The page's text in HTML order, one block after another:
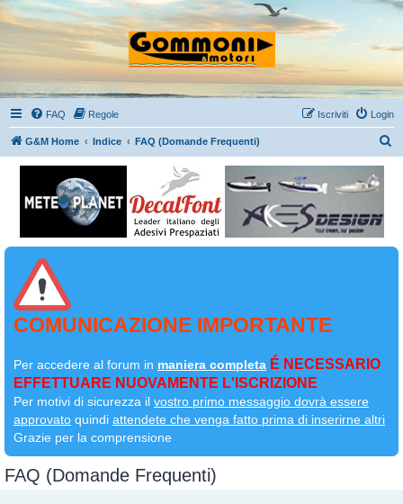
FAQ Regole Login
Iscriviti
G&M Home Indice FAQ (Domande Frequenti)
COMUNICAZIONE IMPORTANTE
Per accedere al forum in maniera completa É NECESSARIO
EFFETTUARE NUOVAMENTE L'ISCRIZIONE
Per motivi di sicurezza il vostro primo messaggio dovrà essere
approvato quindi attendete che venga fatto prima di inserirne altri
Grazie per la comprensione
FAQ (Domande Frequenti)